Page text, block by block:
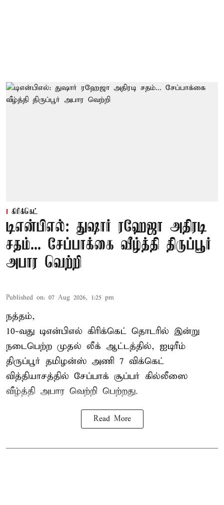
கிரிக்கெட்
டிஎன்பிஎல்: துஷார் ரஹேஜா அதிரடி
சதம்... சேப்பாக்கை வீழ்த்தி திருப்பூர்
அபார வெற்றி
Published on: 07 Aug 2026, 1:25 pm
நத்தம்,
10-வது டிஎன்பிஎல் கிரிக்கெட் தொடரில் இன்று
நடைபெற்ற முதல் லீக் ஆட்டத்தில், ஐடிரீம்
திருப்பூர் தமிழன்ஸ் அணி 7 விக்கெட்
வித்தியாசத்தில் சேப்பாக் சூப்பர் கில்லீஸை
வீழ்த்தி அபார வெற்றி பெற்றது.
Read More